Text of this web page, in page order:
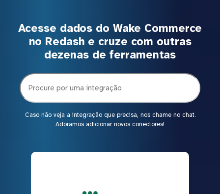
Acesse dados do Wake Commerce
no Redash e cruze com outras
dezenas de ferramentas
Caso não veja a integração que precisa, nos chame no chat.
Adoramos adicionar novos conectores!